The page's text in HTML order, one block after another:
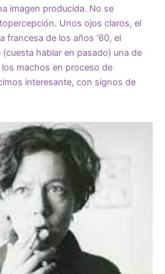
imagen producida. No se
Unos ojos claros, el
francesa de los años ‘60, el
hablar en pasado) una de
machos en proceso de
interesante, con signos de